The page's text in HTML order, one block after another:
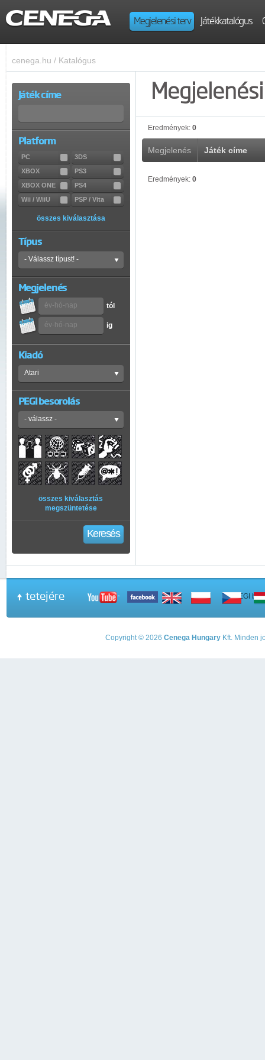
Megjelenési terv Játékkatalógus
cenega.hu / Katalógus
Játék címe
Platform
PC
3DS
XBOX
PS3
XBOX ONE
PS4
Wii / WiiU
PSP / Vita
összes kiválasztása
Típus
Megjelenés
tól
ig
Kiadó
PEGI besorolás
összes kiválasztás
megszüntetése
Keresés
Eredmények: 0
Megjelenés Játék címe
Eredmények: 0
tetejére A PEGI
Copyright © 2026 Cenega Hungary Kft. Minden